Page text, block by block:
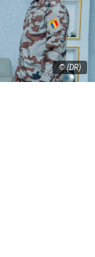
© (DR)